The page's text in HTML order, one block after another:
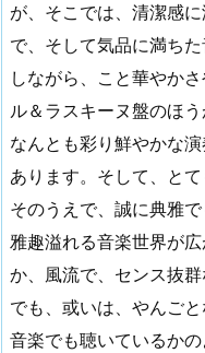
が、そこでは、清潔感
で、そして気品に満ち
しながら、こと華やか
ル＆ラスキーヌ盤のほ
なんとも彩り鮮やかな
あります。そして、とて
そのうえで、誠に典雅
雅趣溢れる音楽世界が
か、風流で、センス抜
でも、或いは、やんご
音楽でも聴いているか